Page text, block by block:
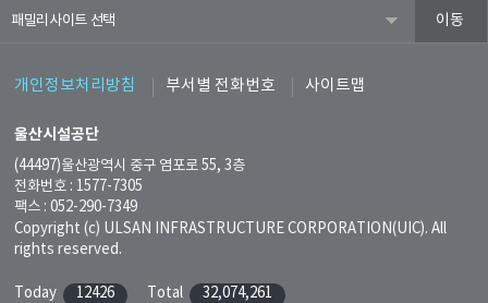
패밀리사이트
개인정보처리방침 부서별 전화번호 사이트맵
울산시설공단
(44497)울산광역시 중구 염포로 55, 3층
전화번호 : 1577-7305
팩스 : 052-290-7349
Copyright (c) ULSAN INFRASTRUCTURE CORPORATION(UIC). All
rights reserved.
Today 12426 Total 32,074,261